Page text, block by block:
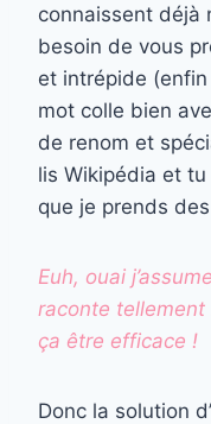
connaissent déjà
besoin de vous
et intrépide (enfin
mot colle bien
de renom et
lis Wikipédia et
que je prends
Euh, ouai
raconte tellement
ça être efficace !
Donc la solution